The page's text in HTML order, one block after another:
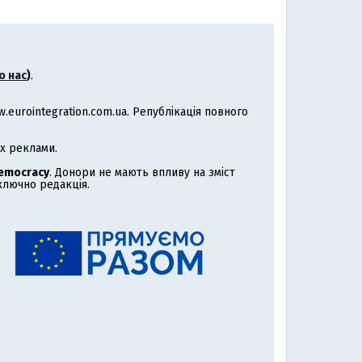
нас).
Републікація повного
реклами.
. Донори не мають впливу на зміст
редакція.